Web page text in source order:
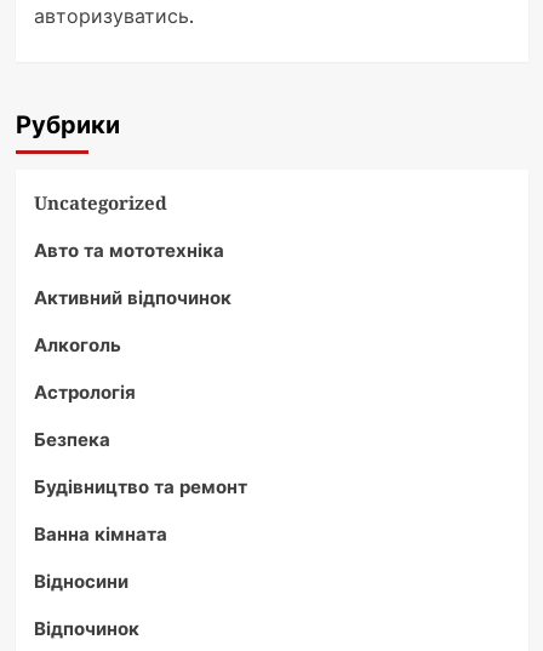
авторизуватись.
Рубрики
Uncategorized
Авто та мототехніка
Активний відпочинок
Алкоголь
Астрологія
Безпека
Будівництво та ремонт
Ванна кімната
Відносини
Відпочинок